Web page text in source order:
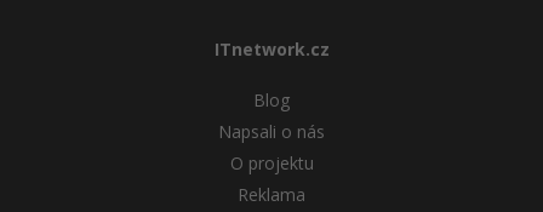
ITnetwork.cz
Blog
Napsali o nás
O projektu
Reklama